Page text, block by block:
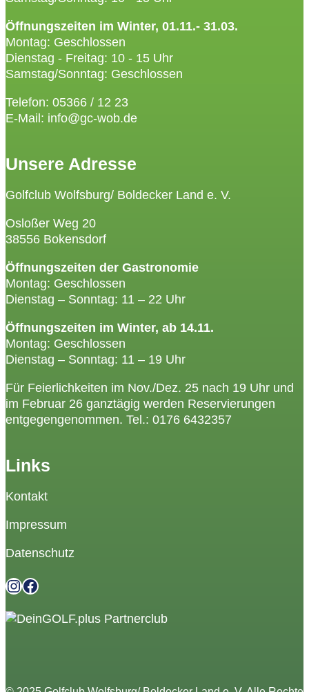
Öffnungszeiten im Winter, 01.11.- 31.03.
Montag: Geschlossen
Dienstag - Freitag: 10 - 15 Uhr
Samstag/Sonntag: Geschlossen
Telefon: 05366 / 12 23
E-Mail: info@gc-wob.de
Unsere Adresse
Golfclub Wolfsburg/ Boldecker Land e. V.
Osloßer Weg 20
38556 Bokensdorf
Öffnungszeiten der Gastronomie
Montag: Geschlossen
Dienstag – Sonntag: 11 – 22 Uhr
Öffnungszeiten im Winter, ab 14.11.
Montag: Geschlossen
Dienstag – Sonntag: 11 – 19 Uhr
Für Feierlichkeiten im Nov./Dez. 25 nach 19 Uhr und
im Februar 26 ganztägig werden Reservierungen
entgegengenommen. Tel.: 0176 6432357
Links
Kontakt
Impressum
Datenschutz
Instagram
Facebook